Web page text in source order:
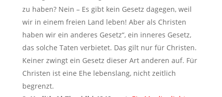
zu haben? Nein – Es gibt kein Gesetz dagegen, weil
wir in einem freien Land leben! Aber als Christen
haben wir ein anderes Gesetz“, ein inneres Gesetz,
das solche Taten verbietet. Das gilt nur für Christen.
Keiner zwingt ein Gesetz dieser Art anderen auf. Für
Christen ist eine Ehe lebenslang, nicht zeitlich
begrenzt.